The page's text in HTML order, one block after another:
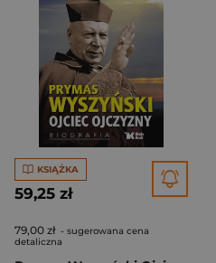
KSIĄŻKA
59,25 zł
79,00 zł - sugerowana cena
detaliczna